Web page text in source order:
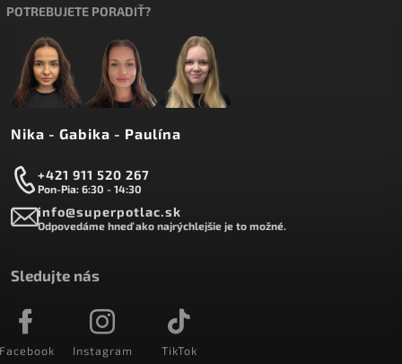
POTREBUJETE PORADIŤ?
Nika - Gabika - Paulína
+421 911 520 267
Pon-Pia: 6:30 - 14:30
info@superpotlac.sk
Odpovedáme hneď ako najrýchlejšie je to možné.
Sledujte nás
Instagram TikTok